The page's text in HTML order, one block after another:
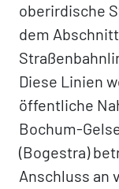
oberirdische
dem
Diese Linien
öffentliche
Bochum-
(Bogestra)
Anschluss an